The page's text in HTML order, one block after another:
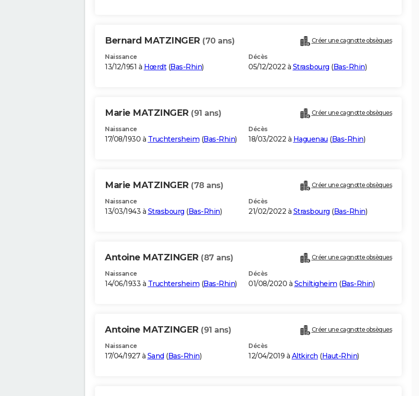
Bernard MATZINGER (70 ans) Créer une cagnotte obsèques
Naissance
13/12/1951 à Hœrdt(Bas-Rhin)
Décès
05/12/2022 à Strasbourg (Bas-Rhin)
Marie MATZINGER (91 ans) Créer une cagnotte obsèques
Naissance
17/08/1930 à Truchtersheim (Bas-Rhin)
Décès
18/03/2022 à Haguenau (Bas-Rhin)
Marie MATZINGER (78 ans) Créer une cagnotte obsèques
Naissance
13/03/1943 à Strasbourg (Bas-Rhin)
Décès
21/02/2022 à Strasbourg (Bas-Rhin)
Antoine MATZINGER (87 ans) Créer une cagnotte obsèques
Naissance
14/06/1933 à Truchtersheim (Bas-Rhin)
Décès
01/08/2020 à Schiltigheim (Bas-Rhin)
Antoine MATZINGER (91 ans) Créer une cagnotte obsèques
Naissance
17/04/1927 à Sand (Bas-Rhin)
Décès
12/04/2019 à Altkirch (Haut-Rhin)